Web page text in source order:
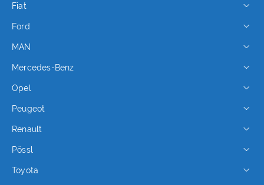
Fiat
Ford
MAN
Mercedes-Benz
Opel
Peugeot
Renault
Pössl
Toyota